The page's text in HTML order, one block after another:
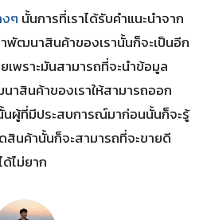
ๆ นั้นการที่เราได้รับคำแนะนำจาก
พัฒนาสินค้าของเรานั้นก็จะเป็นอีก
พราะมันสามารถที่จะนำข้อมูล
สินค้าของเราให้สามารถออก
นผู้ที่มีประสบการณ์มาก่อนนั้นก็จะรู้
สินค้านั้นก็จะสามารถที่จะขายดี
ไม่ยาก